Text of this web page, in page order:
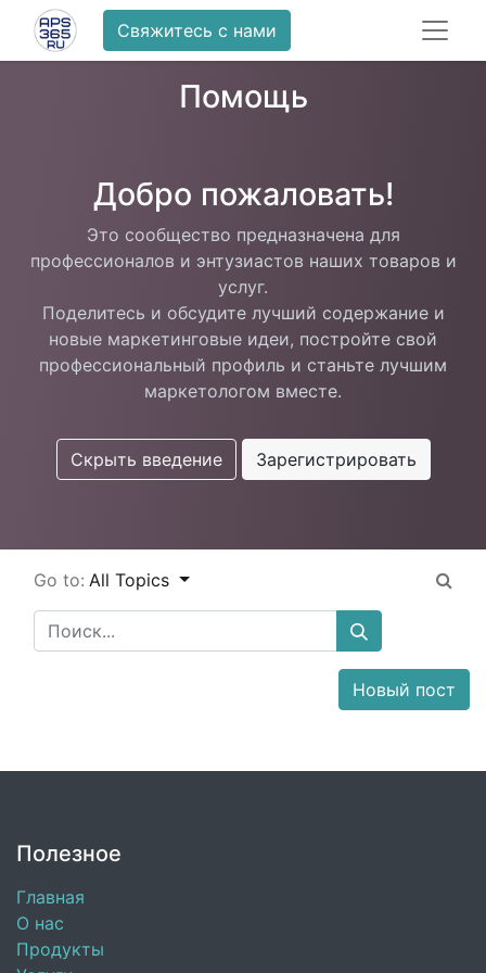
Свяжитесь с нами
Помощь
Добро пожаловать!
Это сообщество предназначена для
профессионалов и энтузиастов наших товаров и
услуг.
Поделитесь и обсудите лучший содержание и
новые маркетинговые идеи, постройте свой
профессиональный профиль и станьте лучшим
маркетологом вместе.
Скрыть введение Зарегистрировать
Go to: All Topics
Новый пост
Полезное
Главная
О нас
Продукты